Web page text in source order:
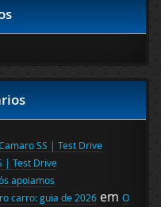
SS | Test Drive
| Test Drive
apoiamos
carro: guia de 2026 em O